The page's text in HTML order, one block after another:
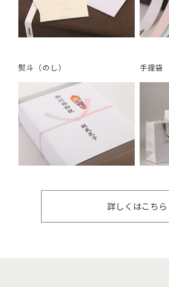
熨斗（のし） 手提袋
詳しくはこちら